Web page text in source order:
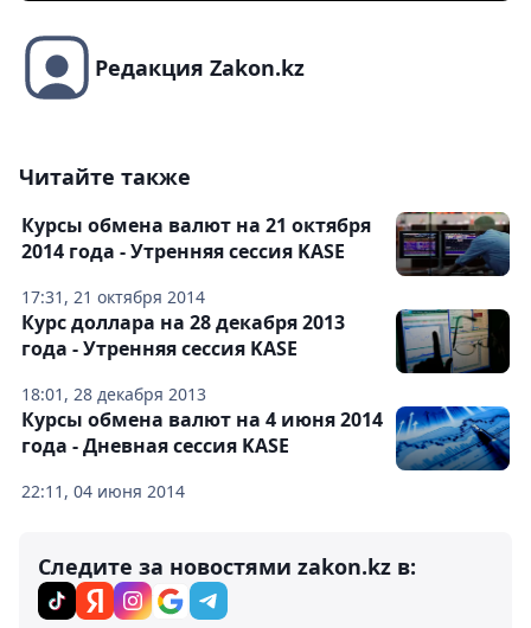
Редакция Zakon.kz
Читайте также
17:31, 21 октября 2014
Курсы обмена валют на 21 октября
2014 года - Утренняя сессия KASE
18:01, 28 декабря 2013
Курс доллара на 28 декабря 2013
года - Утренняя сессия KASE
22:11, 04 июня 2014
Курсы обмена валют на 4 июня 2014
года - Дневная сессия KASE
Следите за новостями zakon.kz в: